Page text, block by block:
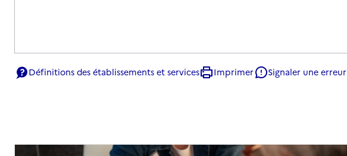
Définitions des établissements et services Imprimer Signaler une erreur